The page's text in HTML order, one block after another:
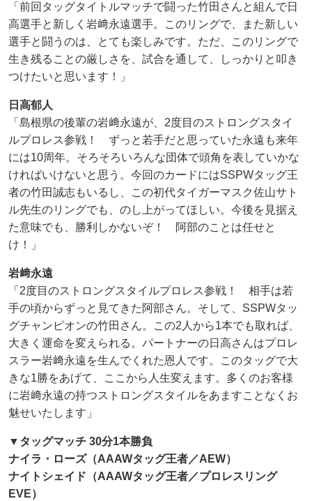
「前回タッグタイトルマッチで闘った竹田さんと組んで日
高選手と新しく岩﨑永遠選手。このリングで、また新しい
選手と闘うのは、とても楽しみです。ただ、このリングで
生き残ることの厳しさを、試合を通して、しっかりと叩き
つけたいと思います！」
日高郁人
「島根県の後輩の岩﨑永遠が、2度目のストロングスタイ
ルプロレス参戦！ ずっと若手だと思っていた永遠も来年
には10周年。そろそろいろんな団体で頭角を表していかな
ければいけないと思う。今回のカードにはSSPWタッグ王
者の竹田誠志もいるし、この初代タイガーマスク佐山サト
ル先生のリングでも、のし上がってほしい。今後を見据え
た意味でも、勝利しかないぞ！ 阿部のことは任せと
け！」
岩﨑永遠
「2度目のストロングスタイルプロレス参戦！ 相手は若
手の頃からずっと見てきた阿部さん。そして、SSPWタッ
グチャンピオンの竹田さん。この2人から1本でも取れば、
大きく運命を変えられる。パートナーの日高さんはプロレ
スラー岩﨑永遠を生んでくれた恩人です。このタッグで大
きな1勝をあげて、ここから人生変えます。多くのお客様
に岩﨑永遠の持つストロングスタイルをあますことなくお
魅せいたします」
▼タッグマッチ 30分1本勝負
ナイラ・ローズ（AAAWタッグ王者／AEW）
ナイトシェイド​（AAAWタッグ王者／プロレスリング
EVE）